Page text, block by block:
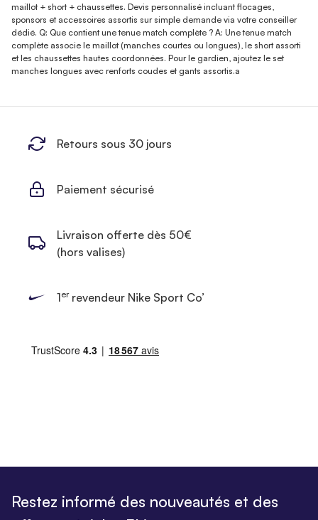
maillot + short + chaussettes. Devis personnalisé incluant flocages,
sponsors et accessoires assortis sur simple demande via votre conseiller
dédié. Q: Que contient une tenue match complète ? A: Une tenue match
complète associe le maillot (manches courtes ou longues), le short assorti
et les chaussettes hautes coordonnées. Pour le gardien, ajoutez le set
manches longues avec renforts coudes et gants assortis.a
Retours sous 30 jours
Paiement sécurisé
Livraison offerte dès 50€
(hors valises)
1errevendeur Nike Sport Co’
Restez informé des nouveautés et des